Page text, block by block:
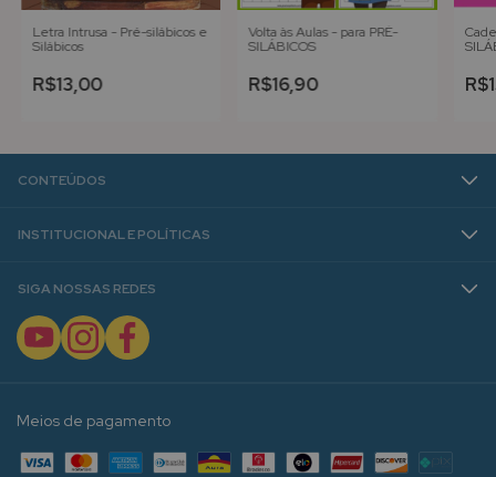
Letra Intrusa - Pré-silábicos e
Silábicos
R$13,00
Volta às Aulas - para PRÉ-
SILÁBICOS
R$16,90
CONTEÚDOS
INSTITUCIONAL E POLÍTICAS
SIGA NOSSAS REDES
Meios de pagamento